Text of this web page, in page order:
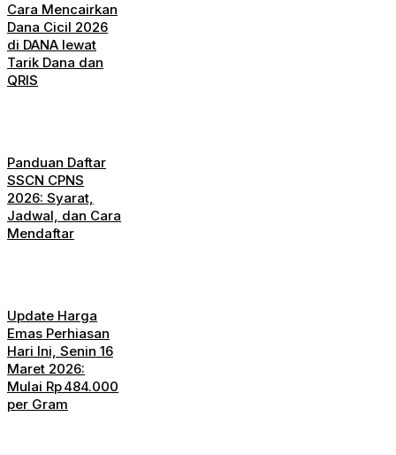
Cara Mencairkan
Dana Cicil 2026
di DANA lewat
Tarik Dana dan
QRIS
Panduan Daftar
SSCN CPNS
2026: Syarat,
Jadwal, dan Cara
Mendaftar
Update Harga
Emas Perhiasan
Hari Ini, Senin 16
Maret 2026:
Mulai Rp 484.000
per Gram